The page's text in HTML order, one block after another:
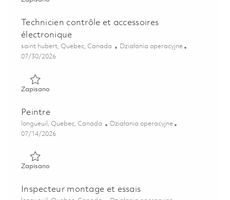
Technicien contrôle et accessoires
électronique
Lokalizacja
saint hubert, Quebec, Canada Kategoria
Działania operacyjne
Posted Date
07/30/2026
ZapisanoZapisano Technicien contrôle et accessoires électronique
Peintre
Lokalizacja
longueuil, Quebec, Canada Kategoria
Działania operacyjne
Posted Date
07/14/2026
ZapisanoZapisano Peintre 01854407
Inspecteur montage et essais